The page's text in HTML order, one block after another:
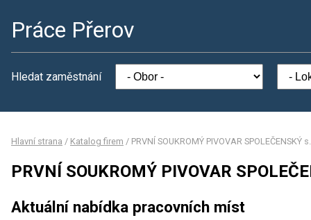
Práce Přerov
Hledat zaměstnání
Hlavní strana / Katalog firem / PRVNÍ SOUKROMÝ PIVOVAR SPOLEČENSKÝ
PRVNÍ SOUKROMÝ PIVOVAR
Aktuální nabídka pracovních míst